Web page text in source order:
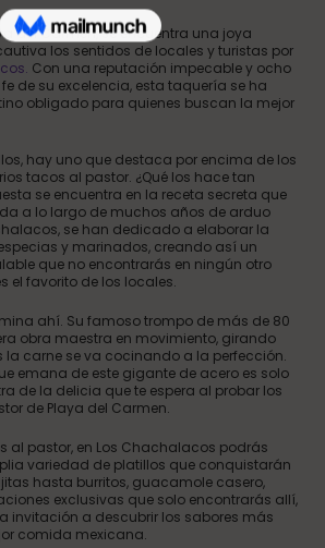
del Carmen, se encuentra una joya
los sentidos de locales y turistas por
Con una reputación impecable y ocho
de su excelencia, esta taquería se ha
obligado para quienes buscan la mejor
hay uno que destaca por encima de los
tacos al pastor. ¿Qué los hace tan
se encuentra en la receta secreta que
a lo largo de muchos años de arduo
se han dedicado a elaborar la
y marinados, creando así un
que no encontrarás en ningún otro
el favorito de los locales.
ahí. Su famoso trompo de más de 80
obra maestra en movimiento, girando
la carne se va cocinando a la perfección.
emana de este gigante de acero es solo
de la delicia que te espera al probar los
de Playa del Carmen.
al pastor, en Los Chachalacos podrás
variedad de platillos que conquistarán
hasta burritos, guacamole casero,
exclusivas que solo encontrarás allí,
invitación a descubrir los sabores más
comida mexicana.